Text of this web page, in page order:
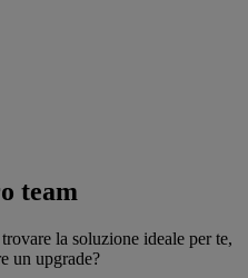
team
la soluzione ideale per te,
un upgrade?